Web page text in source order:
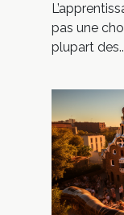
pas une
plupart